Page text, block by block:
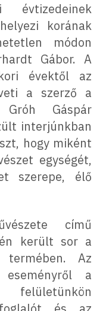
korának
módon
Gábor. A
évektől az
a szerző a
Gróh Gáspár
interjúnkban
hogy miként
egységét,
szerepe, élő
című
került sor a
termében. Az
a
felületünkön